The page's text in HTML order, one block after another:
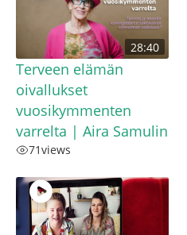
28:40
Terveen elämän
oivallukset
vuosikymmenten
varrelta | Aira Samulin
71views